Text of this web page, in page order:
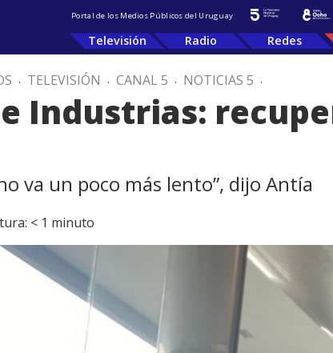
Portal de los Medios Públicos del Uruguay
Televisión Radio Redes
. TELEVISIÓN . CANAL 5 . NOTICIAS 5 .
Industrias:
va un poco más lento”, dijo Antía
< 1 minuto